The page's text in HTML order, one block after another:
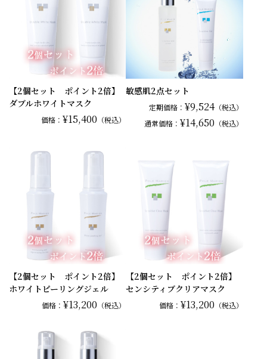
【2個セット ポイント2倍】
ダブルホワイトマスク
価格：¥15,400 （税込）
敏感肌2点セット
定期価格： ¥9,524（税込）
通常価格： ¥14,650 （税込）
【2個セット ポイント2倍】
ホワイトピーリングジェル
価格：¥13,200 （税込）
【2個セット ポイント2倍】
センシティブクリアマスク
価格： ¥13,200 （税込）